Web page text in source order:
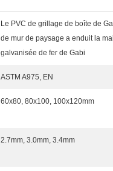
Le PVC de grillage de boîte de
de mur de paysage a enduit la
galvanisée de fer de Gabi
ASTM A975, EN
60x80, 80x100, 100x120mm
2.7mm, 3.0mm, 3.4mm